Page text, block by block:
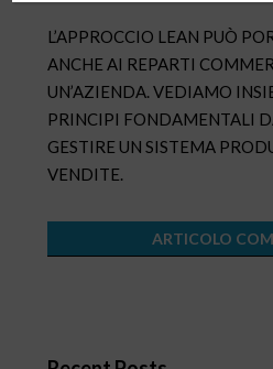
L’APPROCCIO LEAN PUÒ
ANCHE AI REPARTI
UN’AZIENDA. VEDIAMO
PRINCIPI FONDAMENTALI
GESTIRE UN SISTEMA
VENDITE.
ARTICOLO